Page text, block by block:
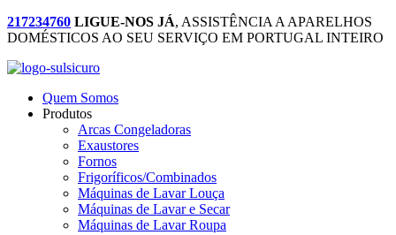
217234760 LIGUE-NOS JÁ, ASSISTÊNCIA A APARELHOS
DOMÉSTICOS AO SEU SERVIÇO EM PORTUGAL INTEIRO
Quem Somos
Produtos
Arcas Congeladoras
Exaustores
Fornos
Frigoríficos/Combinados
Máquinas de Lavar Louça
Máquinas de Lavar e Secar
Máquinas de Lavar Roupa